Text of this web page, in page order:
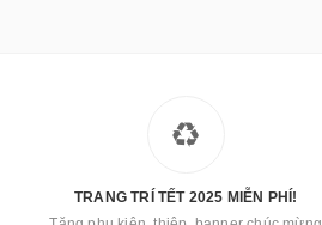
TRANG TRÍ TẾT 2025 MIỄN PHÍ!